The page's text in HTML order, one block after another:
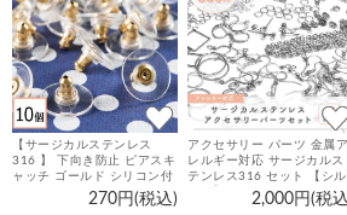
【サージカルステンレス
316 】 下向き防止 ピアスキ
ャッチ ゴールド シリコン付
き 10個 ハンドメイド ピア
ス パーツ 金属アレルギー対
270円(税込)
アクセサリー パーツ 金属ア
レルギー対応 サージカルス
テンレス316 セット 【シル
バー】 アクセサリーパーツ
キット 23種300個 ハンド
2,000円(税